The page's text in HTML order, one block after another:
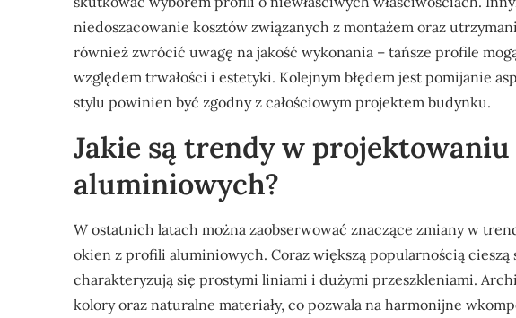
niedoszacowanie kosztów związanych z montażem oraz
również zwrócić uwagę na jakość wykonania – tańsze profile
względem trwałości i estetyki. Kolejnym błędem jest pomijanie
stylu powinien być zgodny z całościowym projektem budynku.
Jakie są trendy w
aluminiowych?
W ostatnich latach można zaobserwować znaczące zmiany w
okien z profili aluminiowych. Coraz większą popularnością
charakteryzują się prostymi liniami i dużymi przeszkleniami.
kolory oraz naturalne materiały, co pozwala na harmonijne